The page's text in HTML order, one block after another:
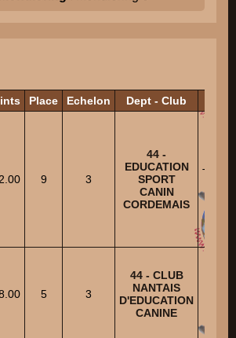
Place Echelon Dept - Club
9 3
44 -
EDUCATION
SPORT
CANIN
CORDEMAIS
5 3
44 - CLUB
NANTAIS
D'EDUCATION
CANINE